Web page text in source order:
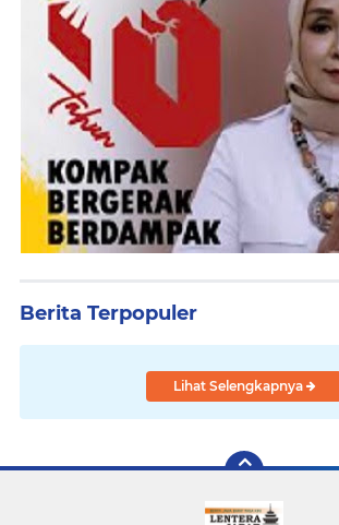
Berita Terpopuler
Lihat Selengkapnya